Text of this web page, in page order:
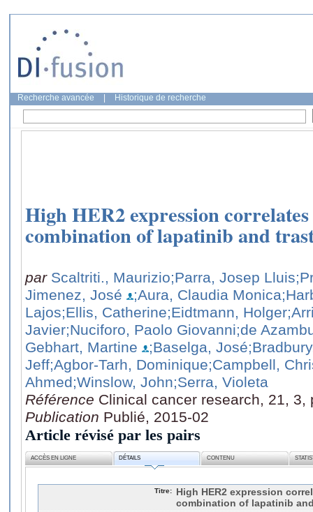
Recherche avancée Historique de recherche
High HER2 expression
combination of lapatinib and
par Scaltriti., Maurizio;Parra, Josep Lluis
Jimenez, José
;Aura, Claudia Monica
Lajos;Ellis, Catherine;Eidtmann, Holger
Javier;Nuciforo, Paolo Giovanni;de
Gebhart, Martine
;Baselga, José
Jeff;Agbor‑Tarh, Dominique;Campbell,
Ahmed;Winslow, John;Serra, Violeta
Référence Clinical cancer research, 21, 3,
Publication Publié, 2015-02
Article révisé par les pairs
ACCÈS EN LIGNE DÉTAILS CONTENU
Titre:
High HER2 expression
combination of lapatinib